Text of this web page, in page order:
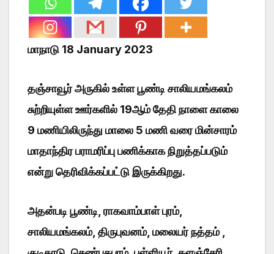
மாநாடு 18 January 2023
தஞ்சாவூர் அருகில் உள்ள பூண்டி சாலியமங்கலம்
சுற்றியுள்ள ஊர்களில் 19ஆம் தேதி நாளை காலை
9 மணியிலிருந்து மாலை 5 மணி வரை மின்சாரம்
மாதாந்திர பராமரிப்பு பணிக்காக நிறுத்தப்படும்
என்று தெரிவிக்கப்பட்டு இருக்கிறது.
அதன்படி பூண்டி, ராகவாம்பாள் புரம்,
சாலியமங்கலம், திருபுவனம், மலையர் நத்தம் ,